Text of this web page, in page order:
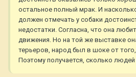
остальное полный мрак. И
должен отмечать у собаки
недостатки. Согласна, что она
движения. Но на той же выставке
терьеров, народ был в шоке от
Поэтому получается, сколько